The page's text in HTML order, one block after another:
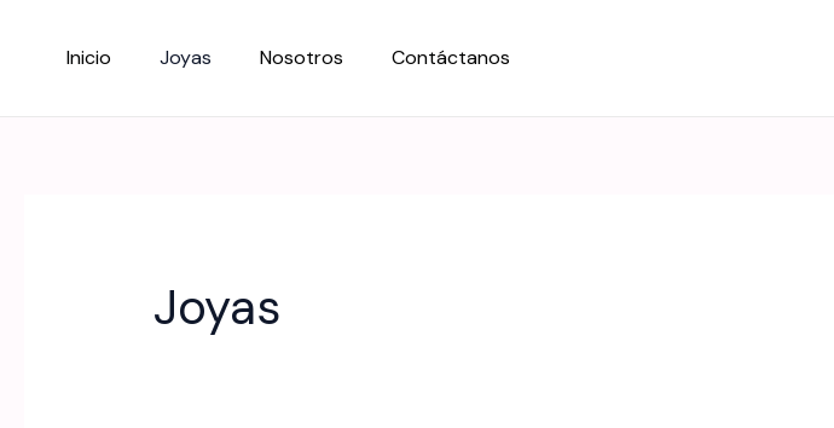
Inicio Joyas Nosotros Contáctanos
Joyas